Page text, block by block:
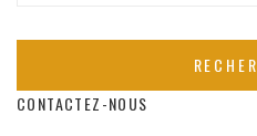
CONTACTEZ-NOUS